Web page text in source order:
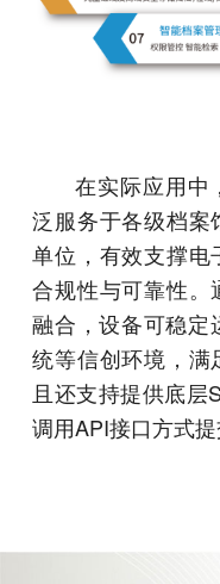
在实际应用中
泛服务于各级档案
单位，有效支撑电
合规性与可靠性。
融合，设备可稳定
统等信创环境，满
且还支持提供底层
调用API接口方式提